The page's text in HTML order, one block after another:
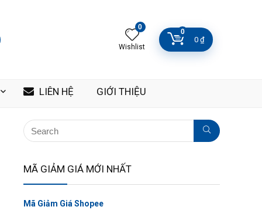
0
Wishlist
0
0 ₫
LIÊN HỆ GIỚI THIỆU
MÃ GIẢM GIÁ MỚI NHẤT
Mã Giảm Giá Shopee